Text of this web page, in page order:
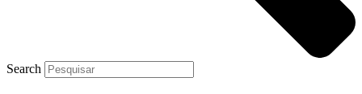
Search